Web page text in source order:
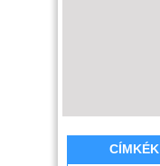
CÍMKÉK